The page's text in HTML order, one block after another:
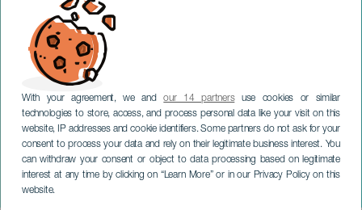
With your agreement, we andour 14 partnersuse cookies or similar
technologies to store, access, and process personal data like your visit on this
website, IP addresses and cookie identifiers. Some partners do not ask for your
consent to process your data and rely on their legitimate business interest. You
can withdraw your consent or object to data processing based on legitimate
interest at any time by clicking on “Learn More” or in our Privacy Policy on this
website.
Inolvidable Fm Fest +
ViveMarket
GRAN CANARIA